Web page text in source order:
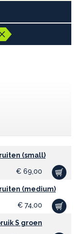
(small)
€ 69,00
(medium)
€ 74,00
S groen